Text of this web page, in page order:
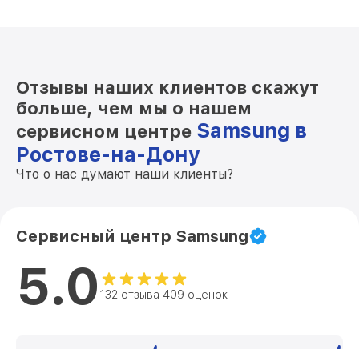
Отзывы наших клиентов скажут
больше, чем мы о нашем
сервисном центре Samsung в
Ростове-на-Дону
Что о нас думают наши клиенты?
Сервисный центр Samsung
5.0 132 отзыва 409 оценок